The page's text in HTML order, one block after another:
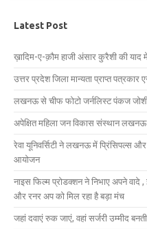
Latest Post
ख़ादिम-ए-क़ौम हाजी अंसार कुरैशी की याद
उत्तर प्रदेश जिला मान्यता प्राप्त पत्रकार
लखनऊ से चीफ फोटो जर्नलिस्ट पंकज जोशी
अपेक्षित महिला जन विकास संस्थान लखनऊ
रेवा यूनिवर्सिटी ने लखनऊ में प्रिंसिपल्स
आयोजन
नाइस फिल्म प्रोडक्शन ने निभाए अपने
और रनर अप को मिल रहा है बड़ा मंच
जहां दवाएं रुक जाएं, वहां सर्जरी उम्मीद